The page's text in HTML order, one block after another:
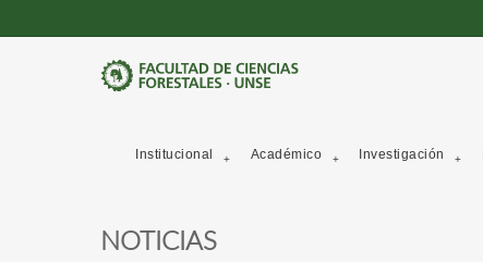
Institucional Académico Investigación
NOTICIAS